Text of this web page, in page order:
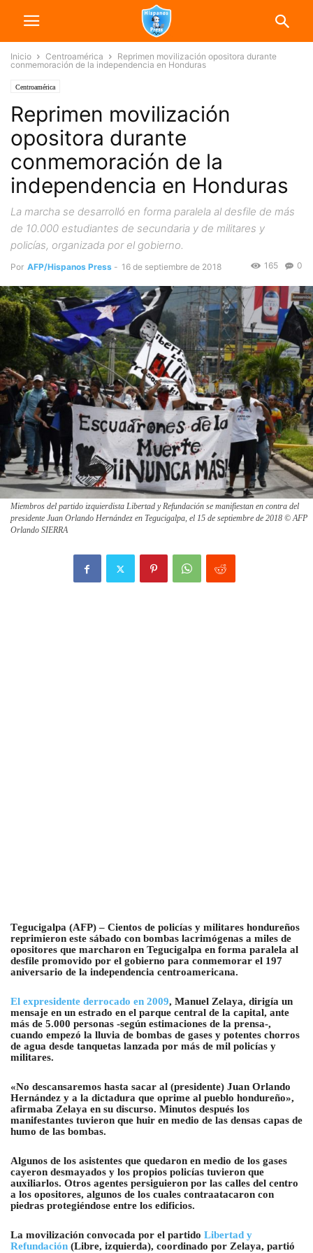
Inicio Centroamérica
Reprimen movilización opositora durante
conmemoración de la independencia en Honduras
Centroamérica
Reprimen movilización
opositora durante
conmemoración de la
independencia en Honduras
La marcha se desarrolló en forma paralela al desfile de más
de 10.000 estudiantes de secundaria y de militares y
policías, organizada por el gobierno.
Por AFP/Hispanos Press - 16 de septiembre de 2018 0
165
Miembros del partido izquierdista Libertad y Refundación se manifiestan en contra del
presidente Juan Orlando Hernández en Tegucigalpa, el 15 de septiembre de 2018 © AFP
Orlando SIERRA
Tegucigalpa (AFP) – Cientos de policías y militares hondureños
reprimieron este sábado con bombas lacrimógenas a miles de
opositores que marcharon en Tegucigalpa en forma paralela al
desfile promovido por el gobierno para conmemorar el 197
aniversario de la independencia centroamericana.
El expresidente derrocado en 2009, Manuel Zelaya, dirigía un
mensaje en un estrado en el parque central de la capital, ante
más de 5.000 personas -según estimaciones de la prensa-,
cuando empezó la lluvia de bombas de gases y potentes chorros
de agua desde tanquetas lanzada por más de mil policías y
militares.
«No descansaremos hasta sacar al (presidente) Juan Orlando
Hernández y a la dictadura que oprime al pueblo hondureño»,
afirmaba Zelaya en su discurso. Minutos después los
manifestantes tuvieron que huir en medio de las densas capas de
humo de las bombas.
Algunos de los asistentes que quedaron en medio de los gases
cayeron desmayados y los propios policías tuvieron que
auxiliarlos. Otros agentes persiguieron por las calles del centro
a los opositores, algunos de los cuales contraatacaron con
piedras protegiéndose entre los edificios.
La movilización convocada por el partido Libertad y
Refundación (Libre, izquierda), coordinado por Zelaya, partió